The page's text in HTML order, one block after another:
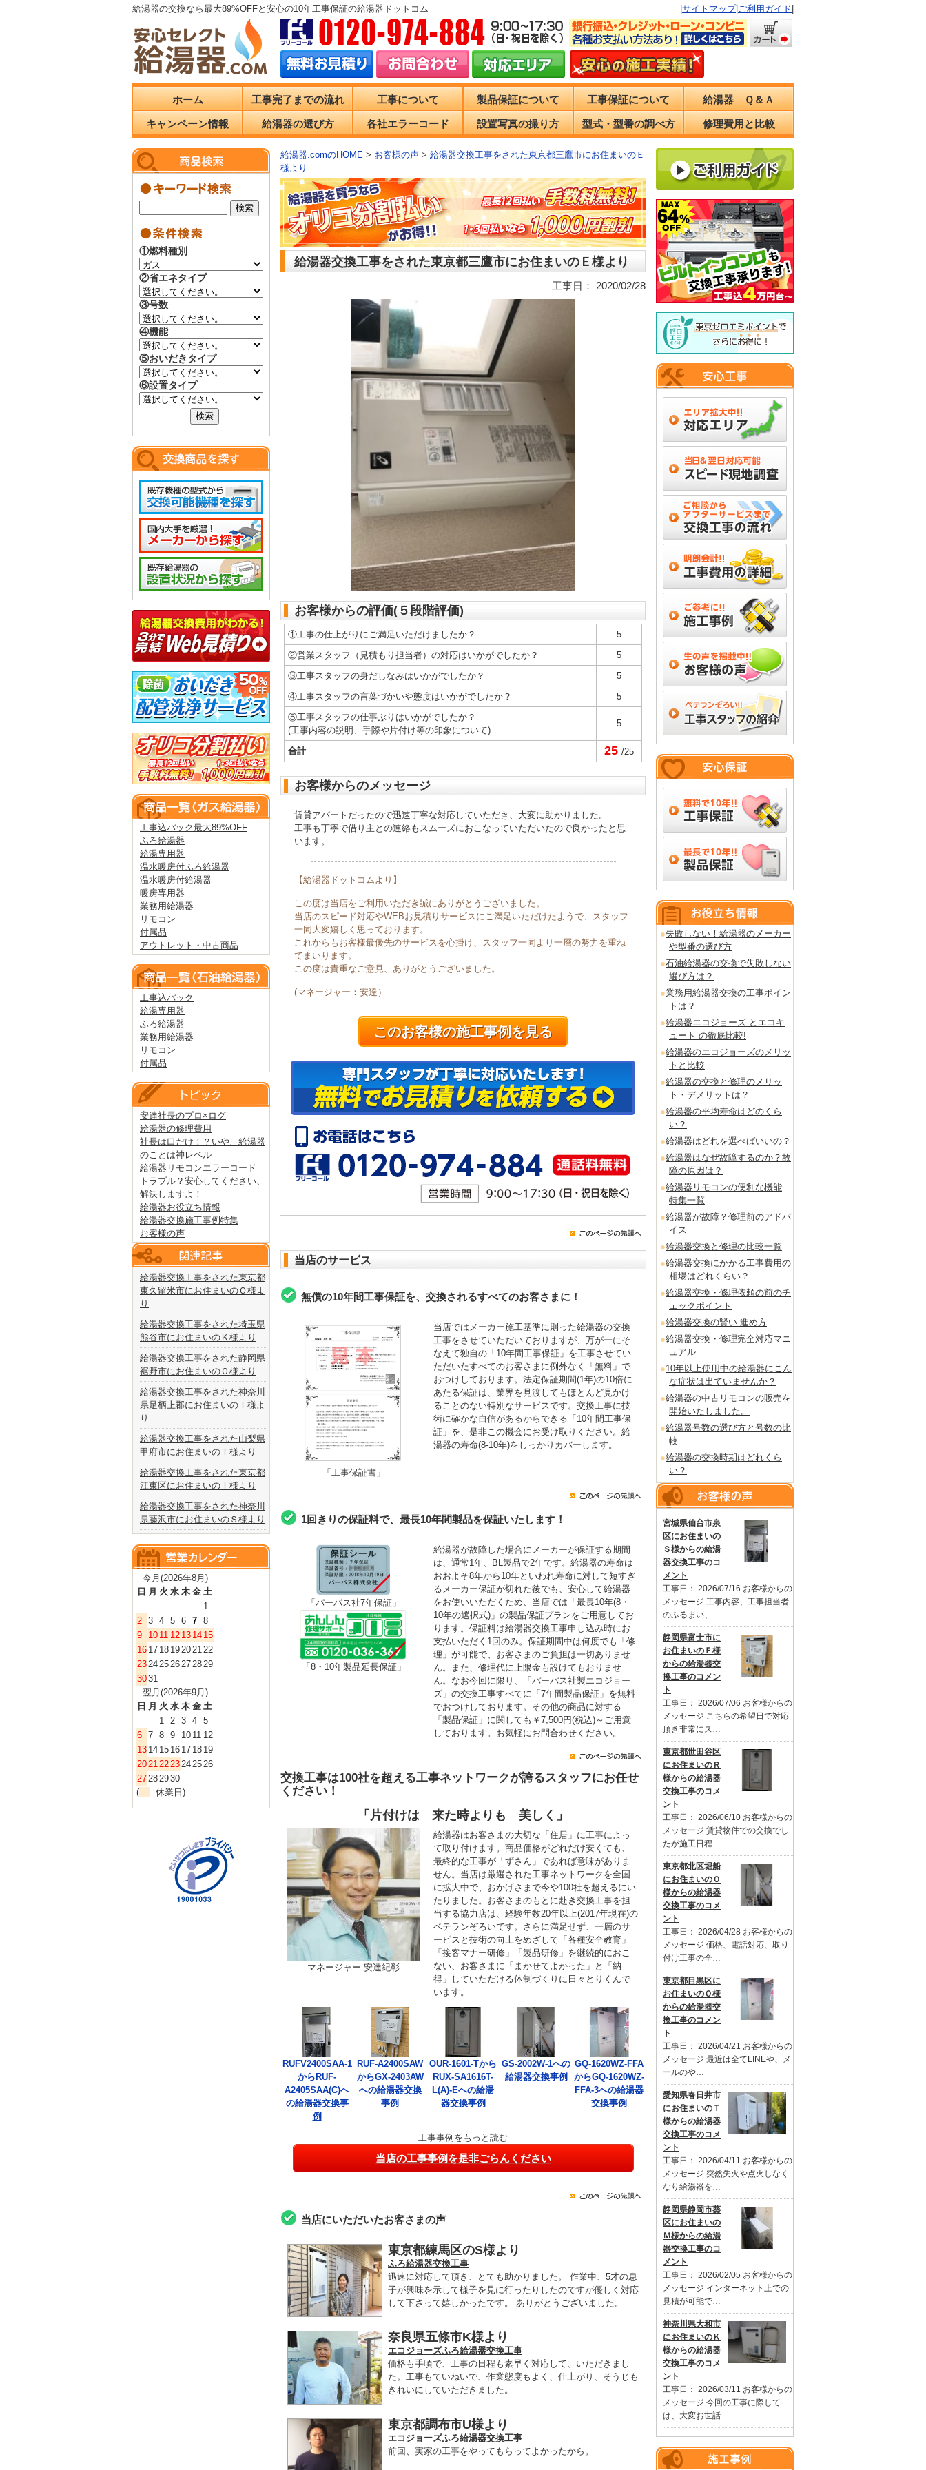
給湯器の交換なら最大89%OFFと安心の10年工事保証の給湯器ドットコム サイトマップ| ご利用ガイド
ホーム 工事完了までの流れ 工事について 製品保証について 工事保証について 給湯器 Ｑ＆Ａ
キャンペーン情報 給湯器の選び方 各社エラーコード 設置写真の撮り方 型式・型番の調べ方 修理費用と比較
①燃料種別
②省エネタイプ
③号数
④機能
⑤おいだきタイプ
⑥設置タイプ
工事込パック最大89%OFF
ふろ給湯器
給湯専用器
温水暖房付ふろ給湯器
温水暖房付給湯器
暖房専用器
業務用給湯器
リモコン
付属品
アウトレット・中古商品
工事込パック
給湯専用器
ふろ給湯器
業務用給湯器
リモコン
付属品
安達社長のプロ×ログ
給湯器の修理費用
社長は口だけ！？いや、給湯器
のことは神レベル
給湯器リモコンエラーコード
トラブル？安心してください、
解決しますよ！
給湯器お役立ち情報
給湯器交換施工事例特集
お客様の声
給湯器交換工事をされた東京都
東久留米市にお住まいのＯ様よ
り
給湯器交換工事をされた埼玉県
熊谷市にお住まいのＫ様より
給湯器交換工事をされた静岡県
裾野市にお住まいのＯ様より
給湯器交換工事をされた神奈川
県足柄上郡にお住まいのＩ様よ
り
給湯器交換工事をされた山梨県
甲府市にお住まいのＴ様より
給湯器交換工事をされた東京都
江東区にお住まいのＩ様より
給湯器交換工事をされた神奈川
県藤沢市にお住まいのＳ様より
今月(2026年8月)
日 月 火 水 木 金 土
1
2 3 4 5 6 7 8
9
10 11 12 13 14 15
16 17 18 19202122
23242526272829
3031
翌月(2026年9月)
日 月 火 水 木 金 土
1 2 3 4 5
6 7 8 9 10 11 12
13 14 15 16 17 18 19
20212223242526
27282930
(
休業日)
失敗しない！給湯器のメーカー
や型番の選び方
石油給湯器の交換で失敗しない
選び方は？
業務用給湯器交換の工事ポイン
トは？
給湯器エコジョーズ とエコキ
ュート の徹底比較!
給湯器のエコジョーズのメリッ
トと比較
給湯器の交換と修理のメリッ
ト・デメリットは？
給湯器の平均寿命はどのくら
い？
給湯器はどれを選べばいいの？
給湯器はなぜ故障するのか？故
障の原因は？
給湯器リモコンの便利な機能
特集一覧
給湯器が故障？修理前のアドバ
イス
給湯器交換と修理の比較一覧
給湯器交換にかかる工事費用の
相場はどれくらい？
給湯器交換・修理依頼の前のチ
ェックポイント
給湯器交換の賢い 進め方
給湯器交換・修理完全対応マニ
ュアル
10年以上使用中の給湯器にこん
な症状は出ていませんか？
給湯器の中古リモコンの販売を
開始いたしました。
給湯器号数の選び方と号数の比
較
給湯器の交換時期はどれくら
い？
宮城県仙台市泉
区にお住まいの
Ｓ様からの給湯
器交換工事のコ
メント
工事日： 2026/07/16 お客様からの
メッセージ 工事内容、工事担当者
のふるまい、…
静岡県富士市に
お住まいのＦ様
からの給湯器交
換工事のコメン
ト
工事日： 2026/07/06 お客様からの
メッセージ こちらの希望日で対応
頂き非常にス…
東京都世田谷区
にお住まいのＲ
様からの給湯器
交換工事のコメ
ント
工事日： 2026/06/10 お客様からの
メッセージ 賃貸物件での交換でし
たが施工日程…
東京都北区堀船
にお住まいのＯ
様からの給湯器
交換工事のコメ
ント
工事日： 2026/04/28 お客様からの
メッセージ 価格、電話対応、取り
付け工事の全…
東京都目黒区に
お住まいのＯ様
からの給湯器交
換工事のコメン
ト
工事日： 2026/04/21 お客様からの
メッセージ 最近は全てLINEや、メ
ールのや…
愛知県春日井市
にお住まいのＴ
様からの給湯器
交換工事のコメ
ント
工事日： 2026/04/11 お客様からの
メッセージ 突然失火や点火しなく
なり給湯器を…
静岡県静岡市葵
区にお住まいの
Ｍ様からの給湯
器交換工事のコ
メント
工事日： 2026/02/05 お客様からの
メッセージ インターネット上での
見積が可能で…
神奈川県大和市
にお住まいのＫ
様からの給湯器
交換工事のコメ
ント
工事日： 2026/03/11 お客様からの
メッセージ 今回の工事に際して
は、大変お世話…
給湯器.comのHOME > お客様の声 > 給湯器交換工事をされた東京都三鷹市にお住まいのＥ
様より
給湯器交換工事をされた東京都三鷹市にお住まいのＥ様より
工事日： 2020/02/28
お客様からの評価(５段階評価)
①工事の仕上がりにご満足いただけましたか？
5
②営業スタッフ（見積もり担当者）の対応はいかがでしたか？
5
③工事スタッフの身だしなみはいかがでしたか？
5
④工事スタッフの言葉づかいや態度はいかがでしたか？
5
⑤工事スタッフの仕事ぶりはいかがでしたか？
(工事内容の説明、手際や片付け等の印象について)
5
合計 25 /25
お客様からのメッセージ
賃貸アパートだったので迅速丁寧な対応していただき、大変に助かりました。
工事も丁寧で借り主との連絡もスムーズにおこなっていただいたので良かったと思
います。
【給湯器ドットコムより】
この度は当店をご利用いただき誠にありがとうございました。
当店のスピード対応やWEBお見積りサービスにご満足いただけたようで、スタッフ
一同大変嬉しく思っております。
これからもお客様最優先のサービスを心掛け、スタッフ一同より一層の努力を重ね
てまいります。
この度は貴重なご意見、ありがとうございました。
(マネージャー：安達）
このお客様の施工事例を見る
当店のサービス
無償の10年間工事保証を、交換されるすべてのお客さまに！
「工事保証書」
当店ではメーカー施工基準に則った給湯器の交換
工事をさせていただいておりますが、万が一にそ
なえて独自の「10年間工事保証」を工事させてい
ただいたすべてのお客さまに例外なく「無料」で
おつけしております。法定保証期間(1年)の10倍に
あたる保証は、業界を見渡してもほとんど見かけ
ることのない特別なサービスです。交換工事に技
術に確かな自信があるからできる「10年間工事保
証」を、是非この機会にお受け取りください。給
湯器の寿命(8-10年)をしっかりカバーします。
1回きりの保証料で、最長10年間製品を保証いたします！
「パーパス社7年保証」
「8・10年製品延長保証」
給湯器が故障した場合にメーカーが保証する期間
は、通常1年、BL製品で2年です。給湯器の寿命は
おおよそ8年から10年といわれ寿命に対して短すぎ
るメーカー保証が切れた後でも、安心して給湯器
をお使いいただくため、当店では「最長10年(8・
10年の選択式)」の製品保証プランをご用意してお
ります。保証料は給湯器交換工事申し込み時にお
支払いただく1回のみ。保証期間中は何度でも「修
理」が可能で、お客さまのご負担は一切ありませ
ん。また、修理代に上限金も設けてもおりませ
ん。なお今回に限り、「パーパス社製エコジョー
ズ」の交換工事すべてに「7年間製品保証」を無料
でおつけしております。その他の商品に対する
「製品保証」に関しても￥7,500円(税込)～ご用意
しております。お気軽にお問合わせください。
交換工事は100社を超える工事ネットワークが誇るスタッフにお任せ
ください！
「片付けは 来た時よりも 美しく」
マネージャー 安達紀彰
給湯器はお客さまの大切な「住居」に工事によっ
て取り付けます。商品価格がどれだけ安くても、
最終的な工事が「ずさん」であれば意味がありま
せん。当店は厳選された工事ネットワークを全国
に拡大中で、おかげさまで今や100社を超えるにい
たりました。お客さまのもとに赴き交換工事を担
当する協力店は、経験年数20年以上(2017年現在)の
ベテランぞろいです。さらに満足せず、一層のサ
ービスと技術の向上をめざして「各種安全教育」
「接客マナー研修」「製品研修」を継続的におこ
ない、お客さまに「まかせてよかった」と「納
得」していただける体制づくりに日々とりくんで
います。
RUFV2400SAA-1
からRUF-
A2405SAA(C)へ
の給湯器交換事
例
RUF-A2400SAW
からGX-2403AW
への給湯器交換
事例
OUR-1601-Tから
RUX-SA1616T-
L(A)-Eへの給湯
器交換事例
GS-2002W-1への
給湯器交換事例
GQ-1620WZ-FFA
からGQ-1620WZ-
FFA-3への給湯器
交換事例
工事事例をもっと読む
当店の工事事例を是非ごらんください
当店にいただいたお客さまの声
東京都練馬区のS様より
ふろ給湯器交換工事
迅速に対応して頂き、とても助かりました。 作業中、5才の息
子が興味を示して様子を見に行ったりしたのですが優しく対応
して下さって嬉しかったです。 ありがとうございました。
奈良県五條市K様より
エコジョーズふろ給湯器交換工事
価格も手頃で、工事の日程も素早く対応して、いただきまし
た。工事もていねいで、作業態度もよく、仕上がり、そうじも
きれいにしていただきました。
東京都調布市U様より
エコジョーズふろ給湯器交換工事
前回、実家の工事をやってもらってよかったから。